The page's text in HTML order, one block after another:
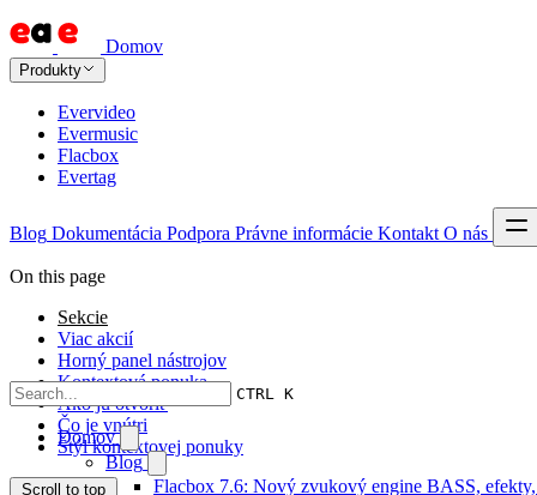
Domov
Produkty
Evervideo
Evermusic
Flacbox
Evertag
Blog Dokumentácia Podpora Právne informácie Kontakt O nás
CTRL K
Domov
Blog
Flacbox 7.6: Nový zvukový engine BASS,
On this page
Sekcie
Viac akcií
Horný panel nástrojov
Kontextová ponuka
Ako ju otvoriť
Čo je vnútri
Štýl kontextovej ponuky
Scroll to top